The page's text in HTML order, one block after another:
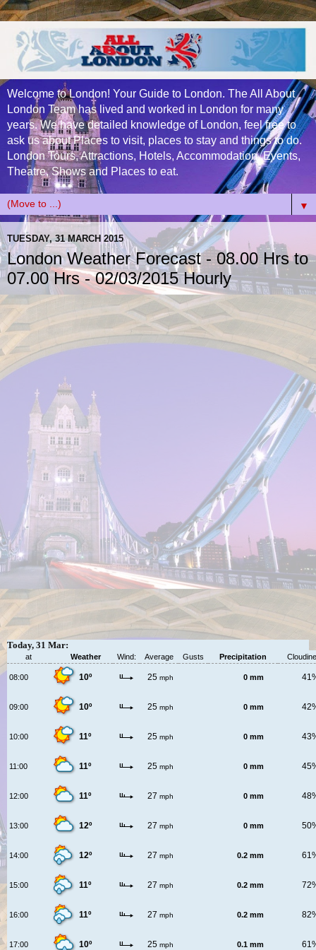
Welcome to London! Your Guide to London. The All About
London Team has lived and worked in London for many
years. We have detailed knowledge of London, feel free to
ask us about Places to visit, places to stay and things to do.
London Tours, Attractions, Hotels, Accommodation, Events,
Theatre, Shows and Places to eat.
▼
TUESDAY, 31 MARCH 2015
London Weather Forecast - 08.00 Hrs to
07.00 Hrs - 02/03/2015 Hourly
Today, 31 Mar:
at Weather Wind: Average Gusts Precipitation
08:00 10º 25 mph 0 mm
09:00 10º 25 mph 0 mm
10:00 11º 25 mph 0 mm
11:00 11º 25 mph 0 mm
12:00 11º 27 mph 0 mm
13:00 12º 27 mph 0 mm
14:00 12º 27 mph 0.2 mm
15:00 11º 27 mph 0.2 mm
16:00 11º 27 mph 0.2 mm
17:00 10º 25 mph 0.1 mm